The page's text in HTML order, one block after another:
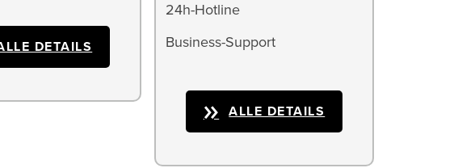
DETAILS
24h-Hotline
Business-Support
ALLE DETAILS